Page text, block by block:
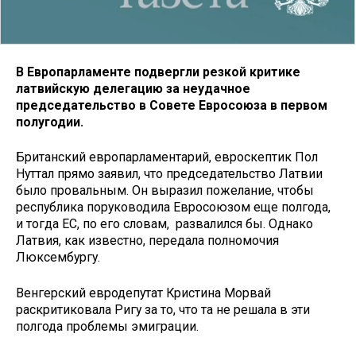
В Европарламенте подвергли резкой критике
латвийскую делегацию за неудачное
председательство в Совете Евросоюза в первом
полугодии.
Британский европарламентарий, евроскептик Пол
Нуттал прямо заявил, что председательство Латвии
было провальным. Он выразил пожелание, чтобы
республика поруководила Евросоюзом еще полгода,
и тогда ЕС, по его словам, развалился бы. Однако
Латвия, как известно, передала полномочия
Люксембургу.
Венгерский евродепутат Кристина Морвай
раскритиковала Ригу за то, что та не решала в эти
полгода проблемы эмиграции.